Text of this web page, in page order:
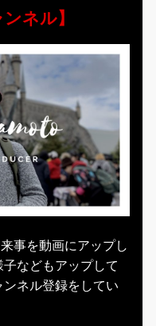
ネル】
事を動画にアップし
などもアップして
ネル登録をしてい